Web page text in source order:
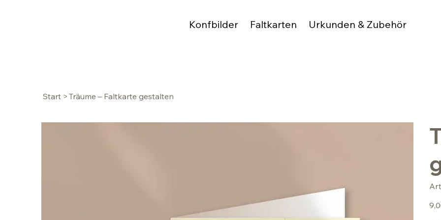
Konfbilder Faltkarten Urkunden & Zubehör
Start > Träume – Faltkarte gestalten